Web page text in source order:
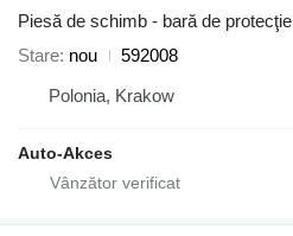
Piesă de schimb - bară de protecţie
Stare nou
592008
Polonia, Krakow
Auto-Akces